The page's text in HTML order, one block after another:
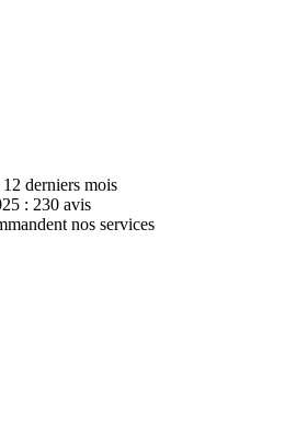
12 derniers mois
: 230 avis
nos services